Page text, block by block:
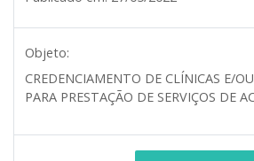
Objeto:
CREDENCIAMENTO DE CLÍNICAS E/
PARA PRESTAÇÃO DE SERVIÇOS DE